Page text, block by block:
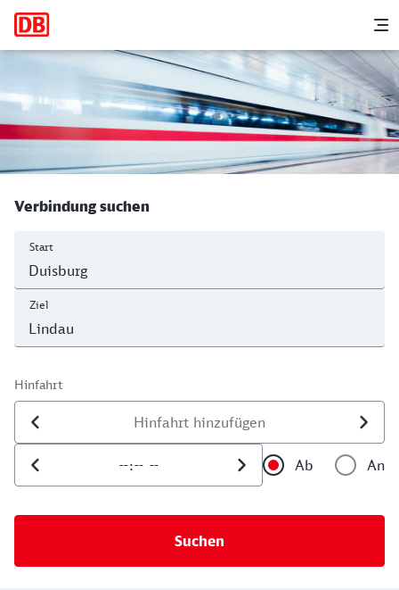
Hauptnavigation
Duisburg Hbf - Inselbahnhof, Lindau
Verbindung suchen
Start
Ziel
Hinfahrt
Datum der Hinfahrt
Uhrzeit der Hinfahrt
Ab
An